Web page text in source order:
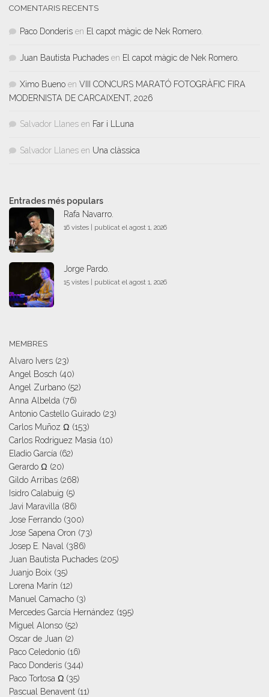
COMENTARIS RECENTS
Paco Donderis en El capot màgic de Nek Romero.
Juan Bautista Puchades en El capot màgic de Nek Romero.
Ximo Bueno en VIII CONCURS MARATÓ FOTOGRÀFIC FIRA
MODERNISTA DE CARCAIXENT, 2026
Salvador Llanes en Far i LLuna
Salvador Llanes en Una clàssica
Entrades més populars
Rafa Navarro.
16 vistes | publicat el agost 1, 2026
Jorge Pardo.
15 vistes | publicat el agost 1, 2026
MEMBRES
Alvaro Ivers (23)
Angel Bosch (40)
Angel Zurbano (52)
Anna Albelda (76)
Antonio Castello Guirado (23)
Carlos Muñoz Ω (153)
Carlos Rodriguez Masia (10)
Eladio García (62)
Gerardo Ω (20)
Gildo Arribas (268)
Isidro Calabuig (5)
Javi Maravilla (86)
Jose Ferrando (300)
Jose Sapena Oron (73)
Josep E. Naval (386)
Juan Bautista Puchades (205)
Juanjo Boix (35)
Lorena Marín (12)
Manuel Camacho (3)
Mercedes García Hernández (195)
Miguel Alonso (52)
Oscar de Juan (2)
Paco Celedonio (16)
Paco Donderis (344)
Paco Tortosa Ω (35)
Pascual Benavent (11)